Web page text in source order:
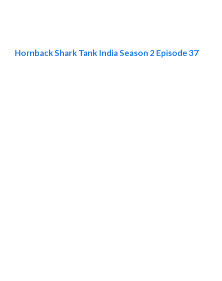
Hornback Shark Tank India Season 2 Episode 37